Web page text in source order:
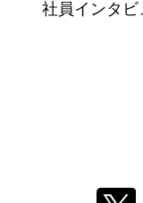
社員インタビ